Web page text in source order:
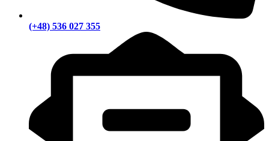
(+48) 536 027 355